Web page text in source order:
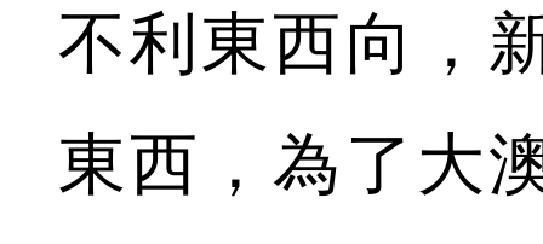
不利東西向，
東西，為了大